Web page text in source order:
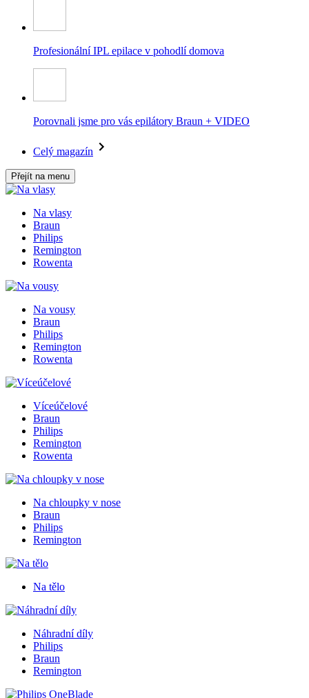
Profesionální IPL epilace v pohodlí domova
Porovnali jsme pro vás epilátory Braun + VIDEO
Celý magazín
Přejít na menu
Na vlasy
Braun
Philips
Remington
Rowenta
Na vousy
Braun
Philips
Remington
Rowenta
Víceúčelové
Braun
Philips
Remington
Rowenta
Na chloupky v nose
Braun
Philips
Remington
Na tělo
Náhradní díly
Philips
Braun
Remington